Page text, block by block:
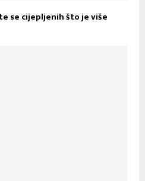
se cijepljenih što je više